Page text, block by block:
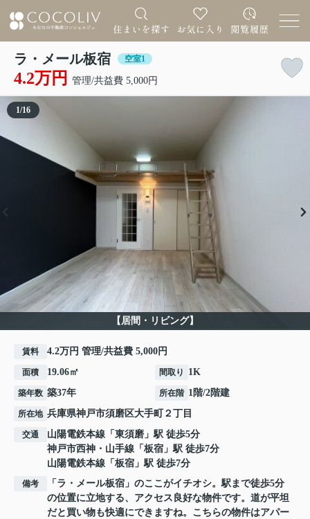
ラ・メール板宿 空室1
4.2万円 管理/共益費 5,000円
【居間・リビング】
1/16
賃料 4.2万円 管理/共益費 5,000円
面積 19.06㎡ 間取り 1K
築年数 築37年 所在階 1階/2階建
所在地 兵庫県神戸市須磨区大手町 ２丁目
交通 山陽電鉄本線 「 東須磨 」駅 徒歩5分
神戸市西神・山手線 「 板宿 」駅 徒歩7分
山陽電鉄本線 「 板宿 」駅 徒歩7分
備考
「ラ・メール板宿」のここがイチオシ。駅まで徒歩5分
の位置に立地する、アクセス良好な物件です。道が平坦
だと買い物も快適にできますね。こちらの物件はアパー